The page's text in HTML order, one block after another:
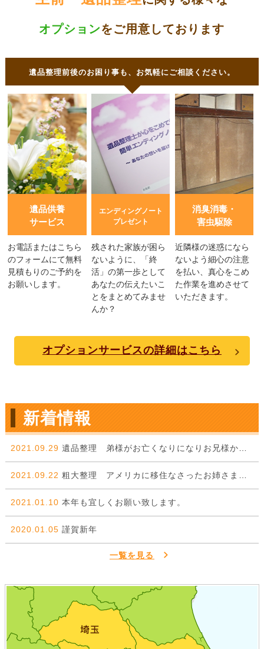
オプションをご用意しております
遺品整理前後のお困り事も、お気軽にご相談ください。
遺品供養
サービス
お電話またはこちら
のフォームにて無料
見積もりのご予約を
お願いします。
エンディングノート
プレゼント
残された家族が困ら
ないように、「終
活」の第一歩として
あなたの伝えたいこ
とをまとめてみませ
んか？
消臭消毒・
害虫駆除
近隣様の迷惑になら
ないよう細心の注意
を払い、真心をこめ
た作業を進めさせて
いただきます。
オプションサービスの詳細はこちら
新着情報
2021.09.29 遺品整理 弟様がお亡くなりになりお兄様からのご依頼。
2021.09.22 粗大整理 アメリカに移住なさったお姉さまから弟様に委ねた一件。
2021.01.10 本年も宜しくお願い致します。
2020.01.05 謹賀新年
一覧を見る